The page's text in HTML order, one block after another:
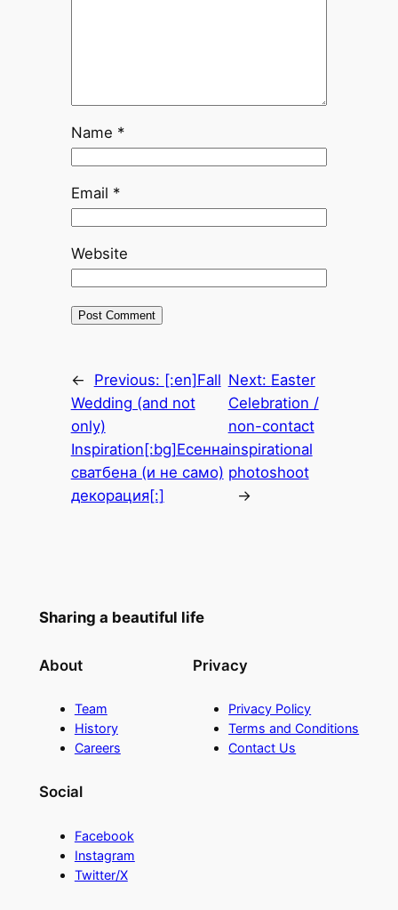
Name *
Email *
Website
← Previous: [:en]Fall
Wedding (and not
only)
Inspiration[:bg]Есенна
сватбена (и не само)
декорация[:]
Next: Easter
Celebration /
non-contact
inspirational
photoshoot
→
Sharing a beautiful life
About
Team
History
Careers
Privacy
Privacy Policy
Terms and Conditions
Contact Us
Social
Facebook
Instagram
Twitter/X